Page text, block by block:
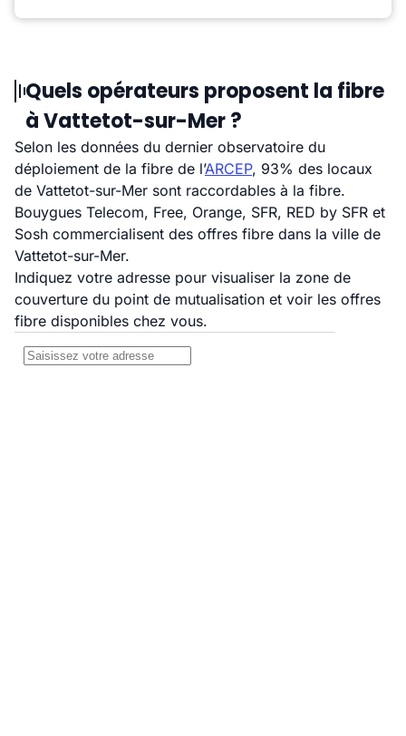
Quels opérateurs proposent la fibre
à Vattetot-sur-Mer ?
Selon les données du dernier observatoire du
déploiement de la fibre de l’ARCEP, 93% des locaux
de Vattetot-sur-Mer sont raccordables à la fibre.
Bouygues Telecom, Free, Orange, SFR, RED by SFR et
Sosh commercialisent des offres fibre dans la ville de
Vattetot-sur-Mer.
Indiquez votre adresse pour visualiser la zone de
couverture du point de mutualisation et voir les offres
fibre disponibles chez vous.